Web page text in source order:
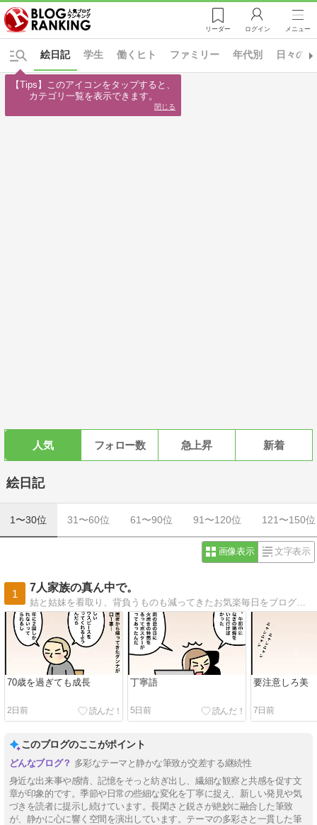
リーダー ログイン メニュー
学生 働くヒト ファミリー 年代別 日々の
絵日記
人気 フォロー数 急上昇 新着
絵日記
1〜30位 31〜60位 61〜90位 91〜120位 121〜150位
画像表示 文字表示
1
7人家族の真ん中で。
姑と姑妹を看取り、背負うものも減ってきたお気楽毎日をブログで更新。心に描いた夫婦の未来予想図は思ったとおりにかなえられていくのか…？
70歳を過ぎても成長
2日前
丁寧語
5日前
要注意しろ美
7日前
このブログのここがポイント
多彩なテーマと静かな筆致が交差する継続性
身近な出来事や感情、記憶をそっと紡ぎ出し、繊細な観察と共感を促す文
章が印象的です。季節や日常の些細な変化を丁寧に捉え、新しい発見や気
づきを読者に提示し続けています。長閑さと鋭さが絶妙に融合した筆致
が、静かに心に響く空間を演出しています。テーマの多彩さと一貫した筆
【Tips】このアイコンをタップすると、
カテゴリ一覧を表示できます。
閉じる